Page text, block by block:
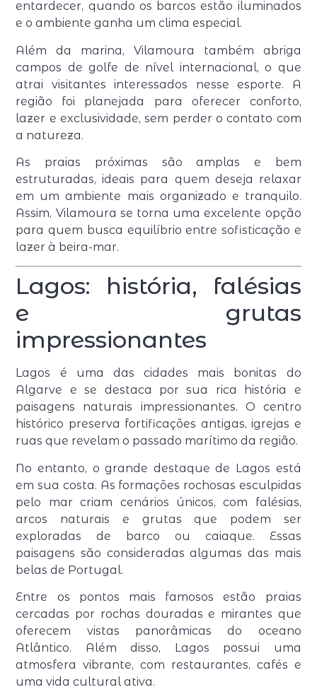
entardecer, quando os barcos estão iluminados
e o ambiente ganha um clima especial.
Além da marina, Vilamoura também abriga
campos de golfe de nível internacional, o que
atrai visitantes interessados nesse esporte. A
região foi planejada para oferecer conforto,
lazer e exclusividade, sem perder o contato com
a natureza.
As praias próximas são amplas e bem
estruturadas, ideais para quem deseja relaxar
em um ambiente mais organizado e tranquilo.
Assim, Vilamoura se torna uma excelente opção
para quem busca equilíbrio entre sofisticação e
lazer à beira-mar.
Lagos: história, falésias
e grutas
impressionantes
Lagos é uma das cidades mais bonitas do
Algarve e se destaca por sua rica história e
paisagens naturais impressionantes. O centro
histórico preserva fortificações antigas, igrejas e
ruas que revelam o passado marítimo da região.
No entanto, o grande destaque de Lagos está
em sua costa. As formações rochosas esculpidas
pelo mar criam cenários únicos, com falésias,
arcos naturais e grutas que podem ser
exploradas de barco ou caiaque. Essas
paisagens são consideradas algumas das mais
belas de Portugal.
Entre os pontos mais famosos estão praias
cercadas por rochas douradas e mirantes que
oferecem vistas panorâmicas do oceano
Atlântico. Além disso, Lagos possui uma
atmosfera vibrante, com restaurantes, cafés e
uma vida cultural ativa.